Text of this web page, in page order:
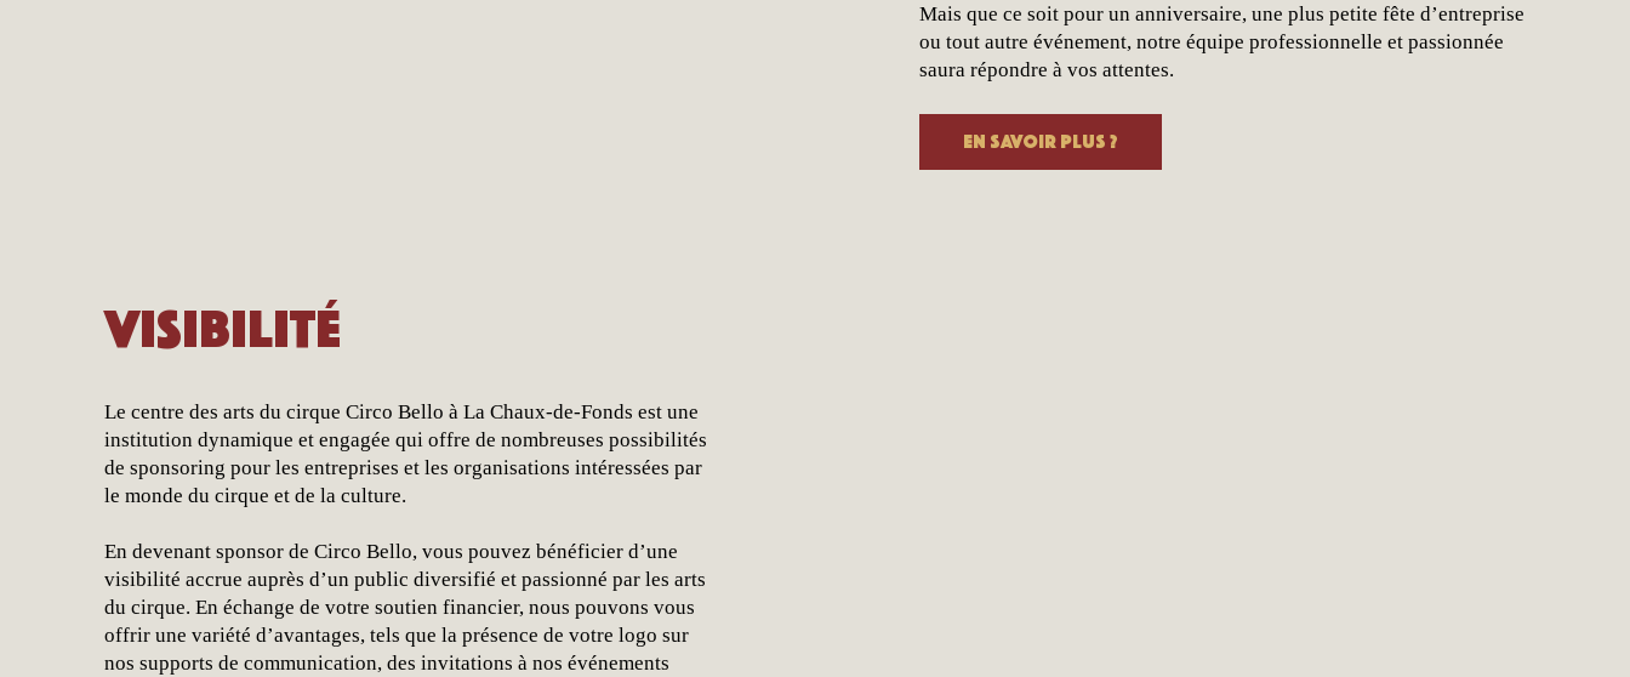
Mais que ce soit pour un anniversaire, une plus petite fête d’entreprise
ou tout autre événement, notre équipe professionnelle et passionnée
saura répondre à vos attentes.
En savoir plus ?
Visibilité
Le centre des arts du cirque Circo Bello à La Chaux-de-Fonds est une
institution dynamique et engagée qui offre de nombreuses possibilités
de sponsoring pour les entreprises et les organisations intéressées par
le monde du cirque et de la culture.
En devenant sponsor de Circo Bello, vous pouvez bénéficier d’une
visibilité accrue auprès d’un public diversifié et passionné par les arts
du cirque. En échange de votre soutien financier, nous pouvons vous
offrir une variété d’avantages, tels que la présence de votre logo sur
nos supports de communication, des invitations à nos événements